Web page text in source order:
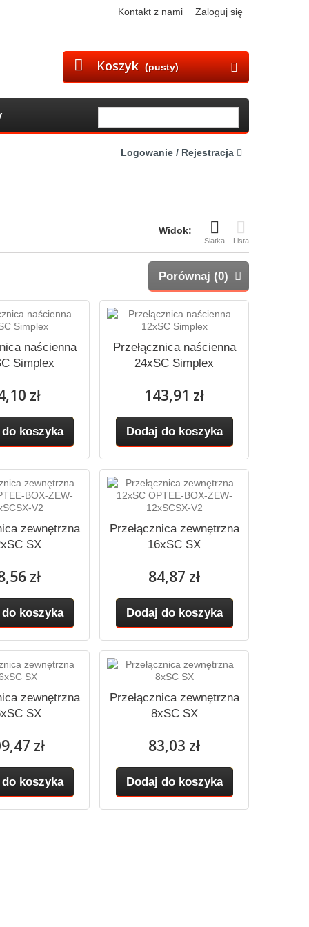
Zaloguj się
Kontakt z nami
Koszyk (pusty)
Logowanie / Rejestracja
Widok:
Siatka Lista
Porównaj (0)
naścienna
Simplex
zł
koszyka
Przełącznica naścienna
24xSC Simplex
143,91 zł
Dodaj do koszyka
zewnętrzna
SX
zł
koszyka
Przełącznica zewnętrzna
16xSC SX
84,87 zł
Dodaj do koszyka
zewnętrzna
SX
zł
koszyka
Przełącznica zewnętrzna
8xSC SX
83,03 zł
Dodaj do koszyka